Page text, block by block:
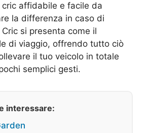
affidabile e facile da
la differenza in caso di
si presenta come il
di viaggio, offrendo tutto ciò
il tuo veicolo in totale
semplici gesti.
interessare: